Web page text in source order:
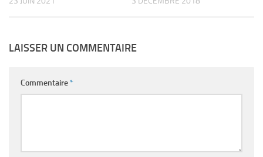
LAISSER UN COMMENTAIRE
Commentaire*